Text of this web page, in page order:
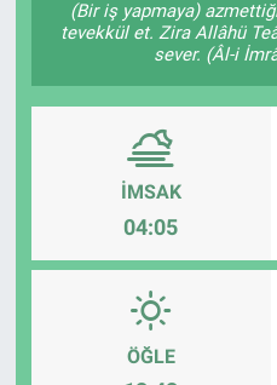
(Bir iş yapmaya)
tevekkül et. Zira Allâhü
sever. (Âl-i
İMSAK
04:05
ÖĞLE
Kültür Sanat
Bilim ve Teknoloji